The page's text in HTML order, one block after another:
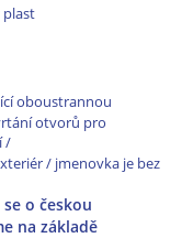
oboustrannou
otvorů pro
/
/ jmenovka je bez
o českou
na základě